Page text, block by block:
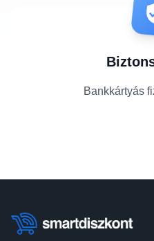
Bankkártyás